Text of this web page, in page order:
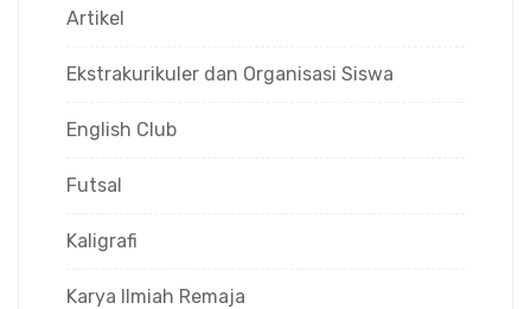
Artikel
Ekstrakurikuler dan Organisasi Siswa
English Club
Futsal
Kaligrafi
Karya Ilmiah Remaja